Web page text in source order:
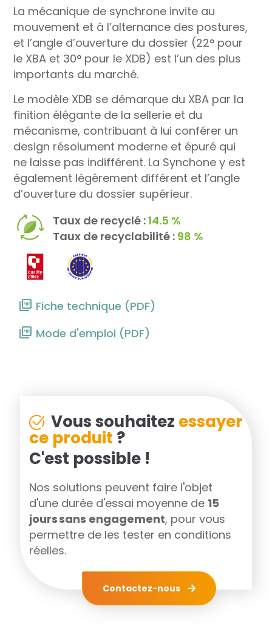
La mécanique de synchrone invite au
mouvement et à l’alternance des postures,
et l’angle d’ouverture du dossier (22° pour
le XBA et 30° pour le XDB) est l’un des plus
importants du marché.
Le modèle XDB se démarque du XBA par la
finition élégante de la sellerie et du
mécanisme, contribuant à lui conférer un
design résolument moderne et épuré qui
ne laisse pas indifférent. La Synchone y est
également légèrement différent et l’angle
d’ouverture du dossier supérieur.
Taux de recyclé :14.5 %
Taux de recyclabilité : 98 %
Fiche technique (PDF)
Mode d'emploi (PDF)
Vous souhaitez essayer
ce produit ?
C'est possible !
Nos solutions peuvent faire l'objet
d'une durée d'essai moyenne de 15
jours sans engagement, pour vous
permettre de les tester en conditions
réelles.
Contactez-nous